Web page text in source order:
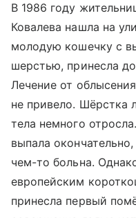
В 1986 году
Ковалева нашла на
молодую кошечку с
шерстью, принесла
Лечение от
не привело. Шёрстка
тела немного
выпала
чем-то больна.
европейским
принесла первый